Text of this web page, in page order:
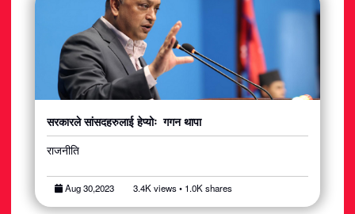
सरकारले सांसदहरुलाई हेप्योः गगन थापा
राजनीति
Aug 30,2023 3.4K views • 1.0K shares